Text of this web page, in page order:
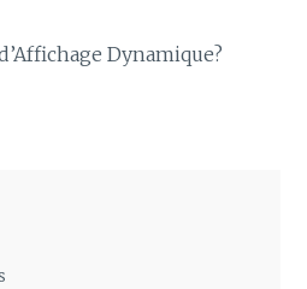
Dynamique?